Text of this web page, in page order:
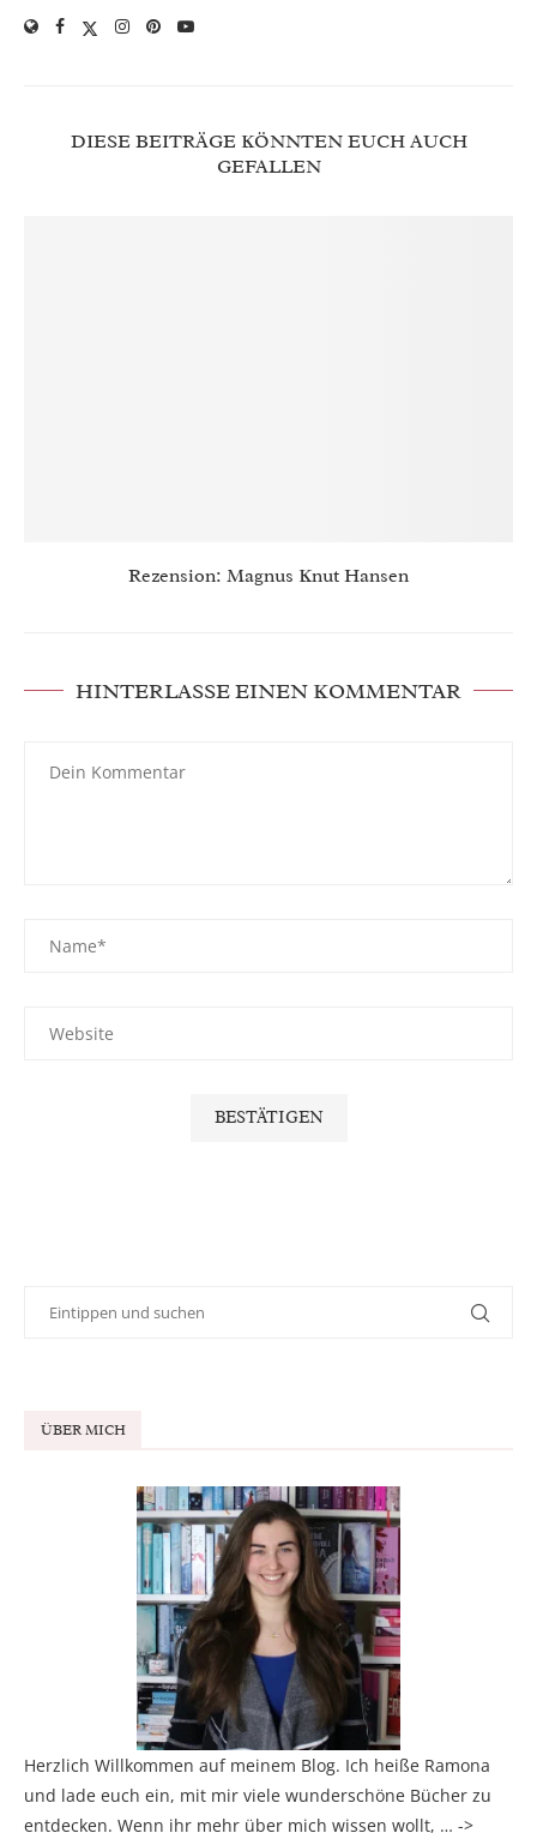
DIESE BEITRÄGE KÖNNTEN EUCH AUCH
GEFALLEN
Rezension: Magnus Knut Hansen
HINTERLASSE EINEN KOMMENTAR
ÜBER MICH
Herzlich Willkommen auf meinem Blog. Ich heiße Ramona
und lade euch ein, mit mir viele wunderschöne Bücher zu
entdecken. Wenn ihr mehr über mich wissen wollt, … ->